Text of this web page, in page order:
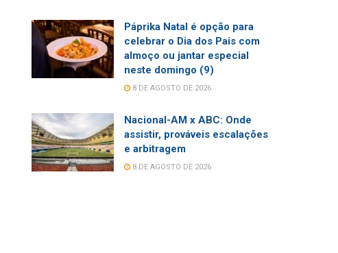
Páprika Natal é opção para
celebrar o Dia dos Pais com
almoço ou jantar especial
neste domingo (9)
8 DE AGOSTO DE 2026
Nacional-AM x ABC: Onde
assistir, prováveis escalações
e arbitragem
8 DE AGOSTO DE 2026